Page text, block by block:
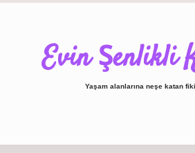
Evin Şenlikli
Yaşam alanlarına neşe katan